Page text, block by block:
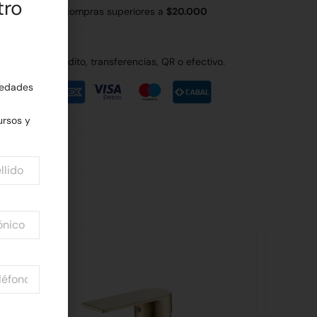
Rodríguez en compras superiores a $20.000
débito, crédito, transferencias, QR o efectivo.
y